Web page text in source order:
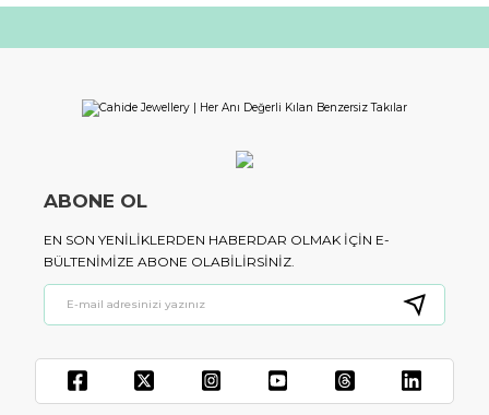
ABONE OL
EN SON YENILIKLERDEN HABERDAR OLMAK IÇIN E-
BÜLTENIMIZE ABONE OLABILIRSINIZ.